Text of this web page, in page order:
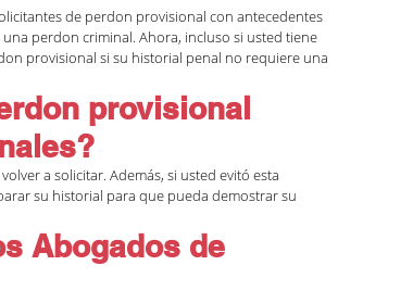
de perdon provisional con antecedentes
perdon criminal. Ahora, incluso si usted tiene
provisional si su historial penal no requiere una
provisional
a solicitar. Además, si usted evitó esta
su historial para que pueda demostrar su
Abogados de